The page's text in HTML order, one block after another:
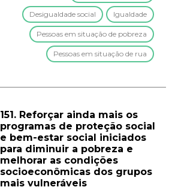
Desigualdade social Igualdade
Pessoas em situação de pobreza
Pessoas em situação de rua
151. Reforçar ainda mais os
programas de proteção social
e bem-estar social iniciados
para diminuir a pobreza e
melhorar as condições
socioeconômicas dos grupos
mais vulneráveis